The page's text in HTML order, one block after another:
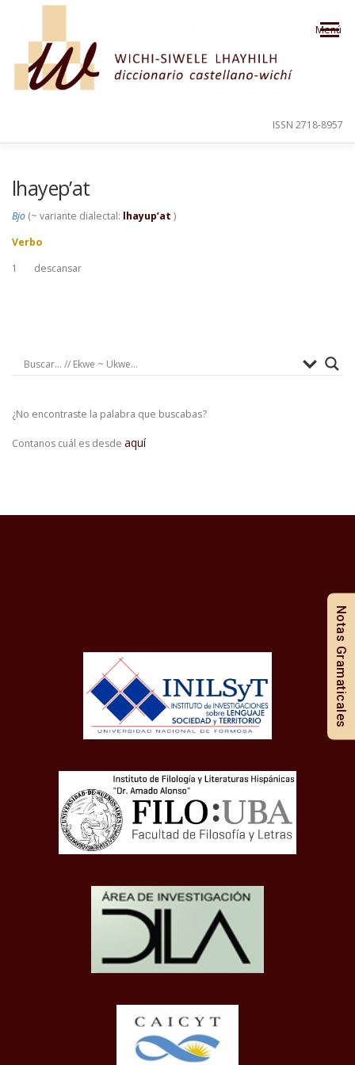
Saltar al contenido
Menú
ISSN 2718-8957
lhayep’at
Bjo (~ variante dialectal: lhayup’at )
Verbo
1
descansar
¿No encontraste la palabra que buscabas?
Contanos cuál es desde aquí
Notas Gramaticales